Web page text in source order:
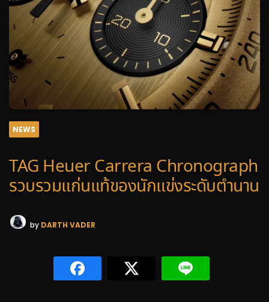
NEWS
TAG Heuer Carrera Chronograph
รวบรวมแก่นแท้ของนักแข่งระดับตำนาน
by DARTH VADER